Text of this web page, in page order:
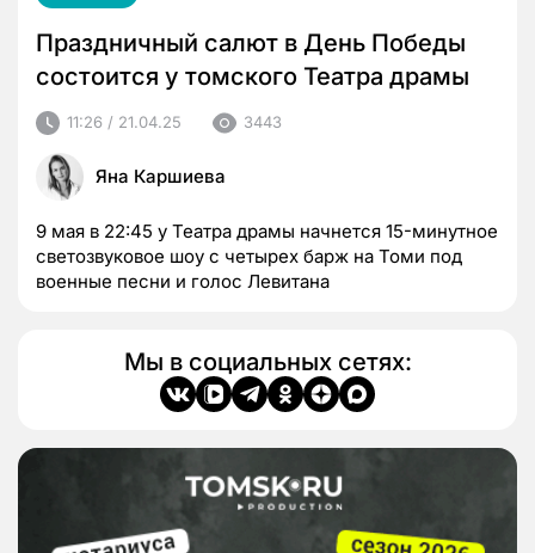
Праздничный салют в День Победы
состоится у томского Театра драмы
11:26 / 21.04.25 3443
Яна Каршиева
9 мая в 22:45 у Театра драмы начнется 15-минутное
светозвуковое шоу с четырех барж на Томи под
военные песни и голос Левитана
Мы в социальных сетях: